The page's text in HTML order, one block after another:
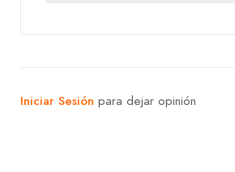
Iniciar Sesión para dejar opinión